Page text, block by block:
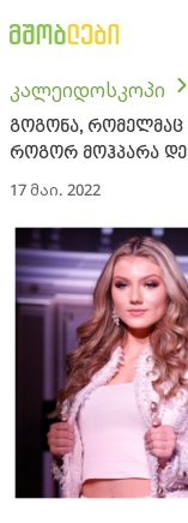
კალეიდოსკოპი
გოგონა, რომელმაც
როგორ მოჰპარა
17 მაი. 2022